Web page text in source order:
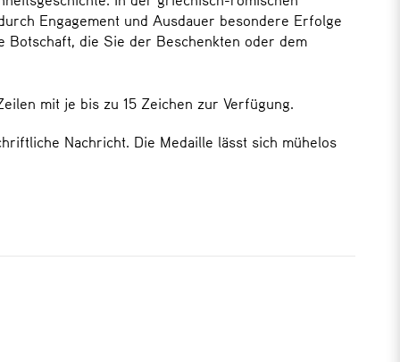
Engagement und Ausdauer besondere Erfolge
die Sie der Beschenkten oder dem
mit je bis zu 15 Zeichen zur Verfügung.
Nachricht. Die Medaille lässt sich mühelos